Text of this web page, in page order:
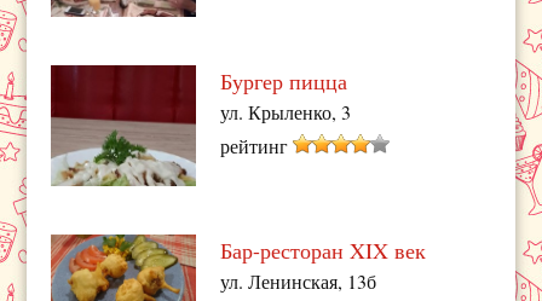
Бургер пицца
ул. Крыленко, 3
рейтинг
Бар-ресторан XIX век
ул. Ленинская, 13б